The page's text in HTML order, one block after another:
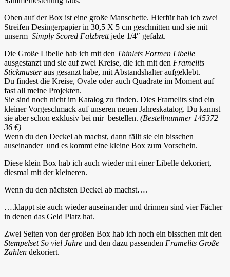
Oben auf der Box ist eine große Manschette. Hierfür hab ich zwei
Streifen Desingerpapier in 30,5 X 5 cm geschnitten und sie mit
unserm Simply Scored Falzbrettjede 1/4″ gefalzt.
Die Große Libelle hab ich mit den Thinlets Formen Libelle
ausgestanzt und sie auf zwei Kreise, die ich mit den Framelits
Stickmusteraus gesanzt habe, mit Abstandshalter aufgeklebt.
Du findest die Kreise, Ovale oder auch Quadrate im Moment auf
fast all meine Projekten.
Sie sind noch nicht im Katalog zu finden. Dies Framelits sind ein
kleiner Vorgeschmack auf unseren neuen Jahreskatalog. Du kannst
sie aber schon exklusiv bei mir bestellen. (Bestellnummer 145372
36 €)
Wenn du den Deckel ab machst, dann fällt sie ein bisschen
auseinander und es kommt eine kleine Box zum Vorschein.
Diese klein Box hab ich auch wieder mit einer Libelle dekoriert,
diesmal mit der kleineren.
Wenn du den nächsten Deckel ab machst….
….klappt sie auch wieder auseinander und drinnen sind vier Fächer
in denen das Geld Platz hat.
Zwei Seiten von der großen Box hab ich noch ein bisschen mit den
Stempelset So viel Jahre und den dazu passenden Framelits Große
Zahlen dekoriert.